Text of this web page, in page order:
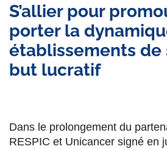
S’allier pour
porter la
établissements de
but lucratif
Dans le prolongement du
RESPIC et Unicancer signé en